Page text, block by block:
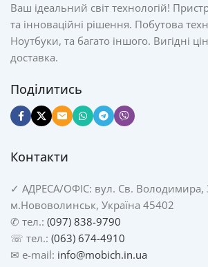
Ваш ідеальний світ технологій!
та інноваційні рішення. Побутова
Ноутбуки, та багато іншого. Вигідні
доставка.
Поділитись
Контакти
✓ АДРЕСА/ОФІС: вул. Св. Володимира,
м.Нововолинськ, Україна 45402
✆ тел.: (097) 838-9790
☏ тел.: (063) 674-4910
✉ e-mail: info@mobich.in.ua